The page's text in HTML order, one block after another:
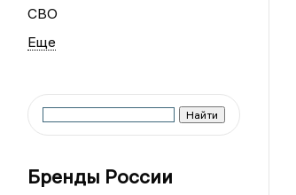
СВО
Бренды России